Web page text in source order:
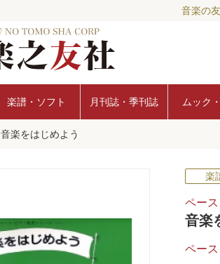
音楽の
楽譜・ソフト 月刊誌・季刊誌 ムック
音楽をはじめよう
楽
ペー
音楽
ペース